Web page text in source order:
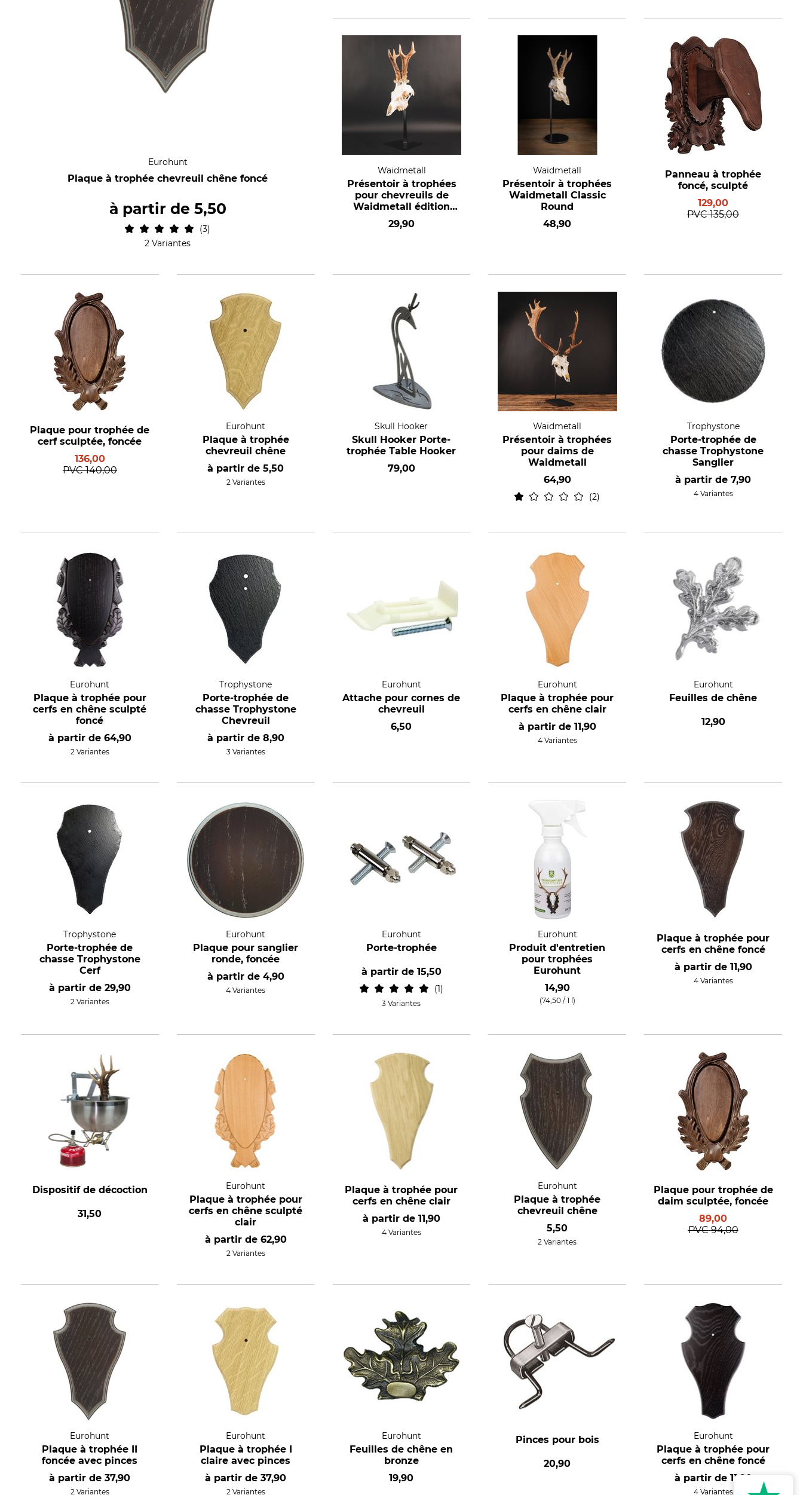
Eurohunt
Plaque à trophée chevreuil chêne foncé
à partir de 5,50
3
2 Variantes
Waidmetall
Présentoir à trophées
pour chevreuils de
Waidmetall édition
Slim
29,90
Waidmetall
Présentoir à trophées
Waidmetall Classic
Round
48,90
Panneau à trophée
foncé, sculpté
129,00
PVC 135,00
Plaque pour trophée de
cerf sculptée, foncée
136,00
PVC 140,00
Eurohunt
Plaque à trophée
chevreuil chêne
à partir de5,50
2 Variantes
Skull Hooker
Skull Hooker Porte-
trophée Table Hooker
79,00
Waidmetall
Présentoir à trophées
pour daims de
Waidmetall
64,90
2
Trophystone
Porte-trophée de
chasse Trophystone
Sanglier
à partir de7,90
4 Variantes
Eurohunt
Plaque à trophée pour
cerfs en chêne sculpté
foncé
à partir de 64,90
2 Variantes
Trophystone
Porte-trophée de
chasse Trophystone
Chevreuil
à partir de 8,90
3 Variantes
Eurohunt
Attache pour cornes de
chevreuil
6,50
Eurohunt
Plaque à trophée pour
cerfs en chêne clair
à partir de 11,90
4 Variantes
Eurohunt
Feuilles de chêne
12,90
Trophystone
Porte-trophée de
chasse Trophystone
Cerf
à partir de 29,90
2 Variantes
Eurohunt
Plaque pour sanglier
ronde, foncée
à partir de 4,90
4 Variantes
Eurohunt
Porte-trophée
à partir de 15,50
1
3 Variantes
Eurohunt
Produit d'entretien
pour trophées
Eurohunt
14,90
(74,50 / 1 l)
Plaque à trophée pour
cerfs en chêne foncé
à partir de 11,90
4 Variantes
Dispositif de décoction
31,50
Eurohunt
Plaque à trophée pour
cerfs en chêne sculpté
clair
à partir de 62,90
2 Variantes
Plaque à trophée pour
cerfs en chêne clair
à partir de 11,90
4 Variantes
Eurohunt
Plaque à trophée
chevreuil chêne
5,50
2 Variantes
Plaque pour trophée de
daim sculptée, foncée
89,00
PVC 94,00
Eurohunt
Plaque à trophée II
foncée avec pinces
à partir de37,90
2 Variantes
Eurohunt
Plaque à trophée I
claire avec pinces
à partir de37,90
2 Variantes
Eurohunt
Feuilles de chêne en
bronze
19,90
Pinces pour bois
20,90
Eurohunt
Plaque à trophée pour
cerfs en chêne foncé
à partir de 11,90
4 Variantes